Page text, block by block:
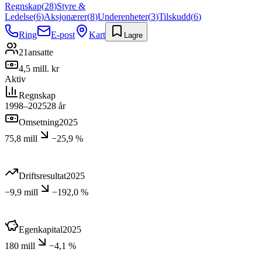
Regnskap(28)Styre &
Ledelse(6)Aksjonærer(8)Underenheter(3)Tilskudd(6)
Ring
E-post Kart Lagre
21ansatte
4,5 mill. kr
Aktiv
Regnskap
1998–202528 år
Omsetning2025
75,8 mill
−25,9 %
Driftsresultat2025
−9,9 mill
−192,0 %
Egenkapital2025
180 mill
−4,1 %